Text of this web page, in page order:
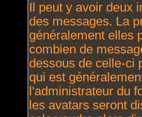
Il peut y avoir deux
des messages. La
généralement elles
combien de
dessous de celle-ci
qui est
l'administrateur du
les avatars seront